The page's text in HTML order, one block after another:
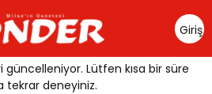
Giriş
Yap
güncelleniyor. Lütfen kısa bir süre
tekrar deneyiniz.